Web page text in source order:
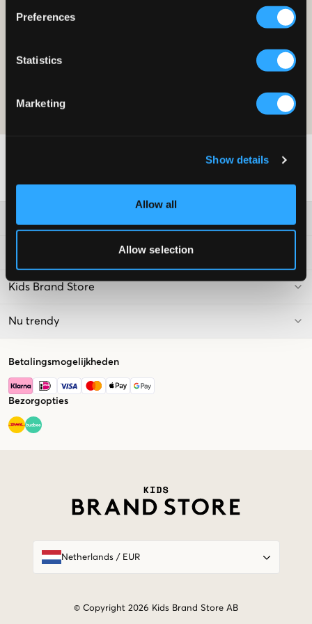
Preferences
Statistics
Marketing
Show details
Allow all
Allow selection
WORD LID EN KRIJG 10% KORTING OP JE AANKOOP!
De aanbieding is geldig op je eerste aankoop als lid en geldt op
aanbiedingen. Lees voor meer informatie over het lidmaatschap onze
lidmaatschapsvoorwaarden
privacy-en-cookieverklaring
Kids Brand Store
Nu trendy
Betalingsmogelijkheden
Bezorgopties
Netherlands/ EUR
© Copyright 2026 Kids Brand Store AB